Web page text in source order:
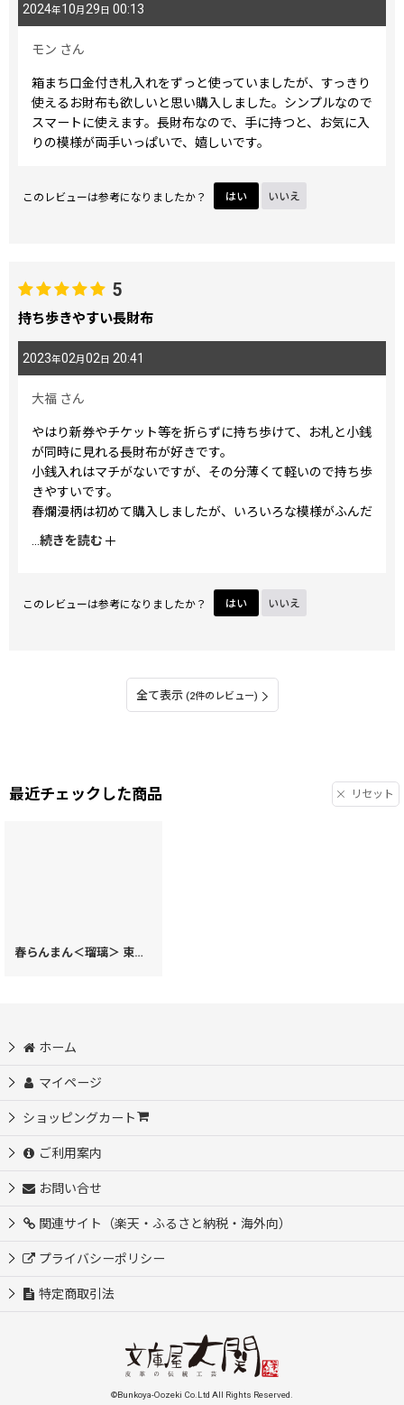
2024年10月 29日 00:13
モン さん
箱まち口金付き札入れをずっと使っていましたが、すっきり
使えるお財布も欲しいと思い購入しました。シンプルなので
スマートに使えます。長財布なので、手に持つと、お気に入
りの模様が両手いっぱいで、嬉しいです。
このレビューは参考になりましたか？ はい いいえ
5
持ち歩きやすい長財布
2023年02月02日 20:41
大福 さん
やはり新券やチケット等を折らずに持ち歩けて、お札と小銭
が同時に見れる長財布が好きです。
小銭入れはマチがないですが、その分薄くて軽いので持ち歩
きやすいです。
春爛漫柄は初めて購入しましたが、いろいろな模様がふんだ
んに描かれていて見ていて飽きません。
続きを読む
このレビューは参考になりましたか？ はい いいえ
全て表示 (2件のレビュー)
最近チェックした商品 リセット
春らんまん＜瑠璃＞ 束入れ［t］
ホーム
マイページ
ショッピングカート
ご利用案内
お問い合せ
関連サイト（楽天・ふるさと納税・海外向）
プライバシーポリシー
特定商取引法
©Bunkoya-Oozeki Co.Ltd All Rights Reserved.